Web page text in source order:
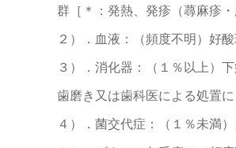
群［＊：発熱、発疹（蕁麻疹
２）．血液：（頻度不明）好
３）．消化器：（１％以上）
歯磨き又は歯科医による処置
４）．菌交代症：（１％未満